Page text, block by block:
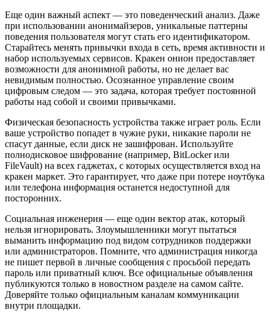
Еще один важный аспект — это поведенческий анализ. Даже
при использовании анонимайзеров, уникальные паттерны
поведения пользователя могут стать его идентификатором.
Старайтесь менять привычки входа в сеть, время активности и
набор используемых сервисов. Кракен онион предоставляет
возможности для анонимной работы, но не делает вас
невидимым полностью. Осознанное управление своим
цифровым следом — это задача, которая требует постоянной
работы над собой и своими привычками.
Физическая безопасность устройства также играет роль. Если
ваше устройство попадет в чужие руки, никакие пароли не
спасут данные, если диск не зашифрован. Используйте
полнодисковое шифрование (например, BitLocker или
FileVault) на всех гаджетах, с которых осуществляется вход на
кракен маркет. Это гарантирует, что даже при потере ноутбука
или телефона информация останется недоступной для
посторонних.
Социальная инженерия — еще один вектор атак, который
нельзя игнорировать. Злоумышленники могут пытаться
выманить информацию под видом сотрудников поддержки
или администраторов. Помните, что администрация никогда
не пишет первой в личные сообщения с просьбой передать
пароль или приватный ключ. Все официальные объявления
публикуются только в новостном разделе на самом сайте.
Доверяйте только официальным каналам коммуникации
внутри площадки.